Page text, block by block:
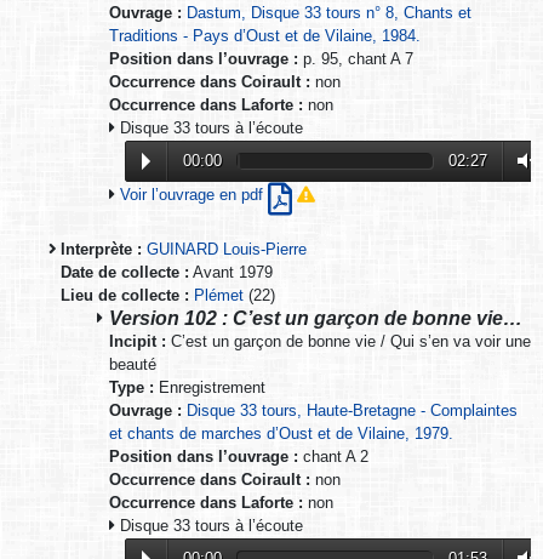
Ouvrage : Dastum, Disque 33 tours n° 8, Chants et
Traditions - Pays d’Oust et de Vilaine, 1984.
Position dans l’ouvrage : p. 95, chant A 7
Occurrence dans Coirault : non
Occurrence dans Laforte : non
Disque 33 tours à l’écoute
00:00
02:27
Voir l’ouvrage en pdf
Interprète : GUINARD Louis-Pierre
Date de collecte : Avant 1979
Lieu de collecte : Plémet (22)
Version 102 : C’est un garçon de bonne vie…
Incipit : C’est un garçon de bonne vie / Qui s’en va voir une
beauté
Type : Enregistrement
Ouvrage : Disque 33 tours, Haute-Bretagne - Complaintes
et chants de marches d’Oust et de Vilaine, 1979.
Position dans l’ouvrage : chant A 2
Occurrence dans Coirault : non
Occurrence dans Laforte : non
Disque 33 tours à l’écoute